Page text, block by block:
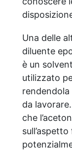
Una delle
diluente
è un
utilizzato
da
che